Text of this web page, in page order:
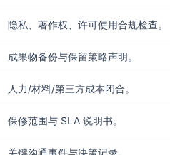
隐私、著作权、许可使用合规检查。
成果物备份与保留策略声明。
人力/材料/第三方成本闭合。
保修范围与 SLA 说明书。
关键沟通事件与决策记录。